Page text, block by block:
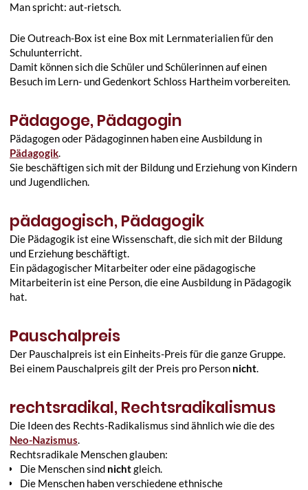
Man spricht: aut-rietsch.
Die Outreach-Box ist eine Box mit Lernmaterialien für den
Schulunterricht.
Damit können sich die Schüler und Schülerinnen auf einen
Besuch im Lern- und Gedenkort Schloss Hartheim vorbereiten.
Pädagoge, Pädagogin
Pädagogen oder Pädagoginnen haben eine Ausbildung in
Pädagogik.
Sie beschäftigen sich mit der Bildung und Erziehung von Kindern
und Jugendlichen.
pädagogisch, Pädagogik
Die Pädagogik ist eine Wissenschaft, die sich mit der Bildung
und Erziehung beschäftigt.
Ein pädagogischer Mitarbeiter oder eine pädagogische
Mitarbeiterin ist eine Person, die eine Ausbildung in Pädagogik
hat.
Pauschalpreis
Der Pauschalpreis ist ein Einheits-Preis für die ganze Gruppe.
Bei einem Pauschalpreis gilt der Preis pro Person nicht.
rechtsradikal, Rechtsradikalismus
Die Ideen des Rechts-Radikalismus sind ähnlich wie die des
Neo-Nazismus.
Rechtsradikale Menschen glauben:
Die Menschen sind nichtgleich.
Die Menschen haben verschiedene ethnische